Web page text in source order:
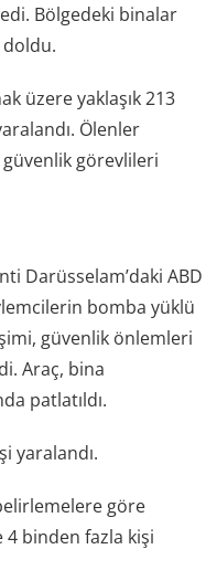
Bölgedeki binalar
doldu.
üzere yaklaşık 213
Ölenler
güvenlik görevlileri
Darüsselam’daki ABD
bomba yüklü
güvenlik önlemleri
Araç, bina
patlatıldı.
yaralandı.
göre
4 binden fazla kişi